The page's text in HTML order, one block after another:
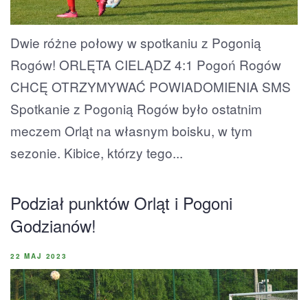
Dwie różne połowy w spotkaniu z Pogonią
Rogów! ORLĘTA CIELĄDZ 4:1 Pogoń Rogów
CHCĘ OTRZYMYWAĆ POWIADOMIENIA SMS
Spotkanie z Pogonią Rogów było ostatnim
meczem Orląt na własnym boisku, w tym
sezonie. Kibice, którzy tego...
Podział punktów Orląt i Pogoni
Godzianów!
22 MAJ 2023